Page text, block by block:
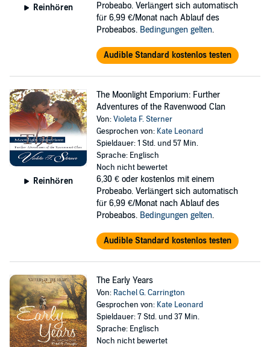
Reinhören
Probeabo. Verlängert sich automatisch
für 6,99 €/Monat nach Ablauf des
Probeabos. Bedingungen gelten.
Audible Standard kostenlos testen
Reinhören
The Moonlight Emporium: Further
Adventures of the Ravenwood Clan
Von:Violeta F. Sterner
Gesprochen von: Kate Leonard
Spieldauer: 1 Std. und 57 Min.
Sprache: Englisch
Noch nicht bewertet
6,30 € oder kostenlos mit einem
Probeabo. Verlängert sich automatisch
für 6,99 €/Monat nach Ablauf des
Probeabos. Bedingungen gelten.
Audible Standard kostenlos testen
The Early Years
Von: Rachel G. Carrington
Gesprochen von: Kate Leonard
Spieldauer: 7 Std. und 37 Min.
Sprache: Englisch
Noch nicht bewertet